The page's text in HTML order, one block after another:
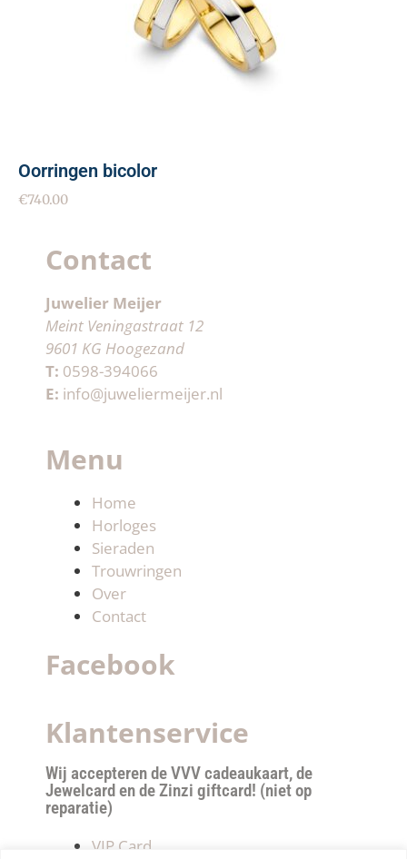
Oorringen bicolor
€740.00
Contact
Juwelier Meijer
Meint Veningastraat 12
9601 KG Hoogezand
T: 0598-394066
E: info@juweliermeijer.nl
Menu
Home
Horloges
Sieraden
Trouwringen
Over
Contact
Facebook
Klantenservice
Wij accepteren de VVV cadeaukaart, de
Jewelcard en de Zinzi giftcard! (niet op
reparatie)
VIP Card